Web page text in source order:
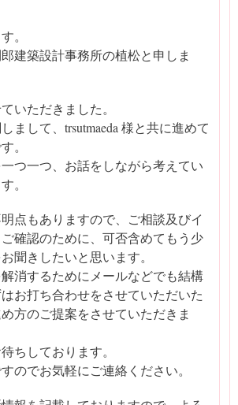
。
建築設計事務所の植松と申しま
いただきました。
まして、trsutmaeda 様と共に進めて
。
つ一つ、お話をしながら考えてい
。
点もありますので、ご相談及びイ
確認のために、可否含めてもう少
聞きしたいと思います。
消するためにメールなどでも結構
お打ち合わせをさせていただいた
方のご提案をさせていただきま
ちしております。
のでお気軽にご連絡ください。